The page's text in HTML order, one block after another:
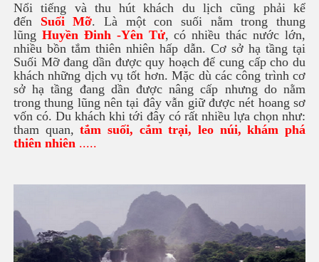
Nổi tiếng và thu hút khách du lịch cũng phải kể
đến Suối Mỡ. Là một con suối nằm trong thung
lũng Huyền Đinh -Yên Tử, có nhiều thác nước lớn,
nhiều bồn tắm thiên nhiên hấp dẫn. Cơ sở hạ tầng tại
Suối Mỡ đang dần được quy hoạch để cung cấp cho du
khách những dịch vụ tốt hơn. Mặc dù các công trình cơ
sở hạ tầng đang dần được nâng cấp nhưng do nằm
trong thung lũng nên tại đây vẫn giữ được nét hoang sơ
vốn có. Du khách khi tới đây có rất nhiều lựa chọn như:
tham quan,tắm suối, cắm trại, leo núi, khám phá
thiên nhiên.....